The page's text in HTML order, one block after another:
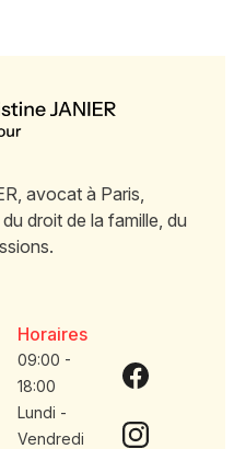
avocat à Paris,
droit de la famille, du
Horaires
09:00 -
18:00
Lundi -
Vendredi